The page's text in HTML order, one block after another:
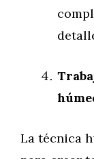
La técnica